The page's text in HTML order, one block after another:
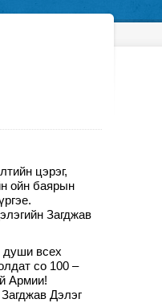
цэрэг,
ойн баярын
Загджав
души всех
со 100 –
Армии!
Дэлэг